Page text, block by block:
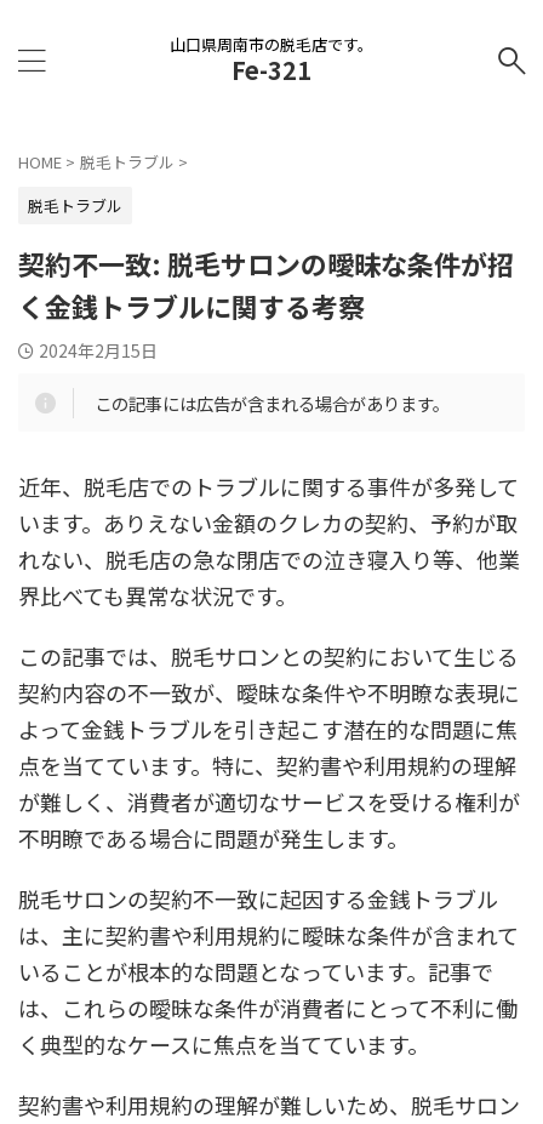
山口県周南市の脱毛店です。
Fe-321
HOME > 脱毛トラブル >
脱毛トラブル
契約不一致: 脱毛サロンの曖昧な条件が招
く金銭トラブルに関する考察
2024年2月15日
この記事には広告が含まれる場合があります。
近年、脱毛店でのトラブルに関する事件が多発して
います。ありえない金額のクレカの契約、予約が取
れない、脱毛店の急な閉店での泣き寝入り等、他業
界比べても異常な状況です。
この記事では、脱毛サロンとの契約において生じる
契約内容の不一致が、曖昧な条件や不明瞭な表現に
よって金銭トラブルを引き起こす潜在的な問題に焦
点を当てています。特に、契約書や利用規約の理解
が難しく、消費者が適切なサービスを受ける権利が
不明瞭である場合に問題が発生します。
脱毛サロンの契約不一致に起因する金銭トラブル
は、主に契約書や利用規約に曖昧な条件が含まれて
いることが根本的な問題となっています。記事で
は、これらの曖昧な条件が消費者にとって不利に働
く典型的なケースに焦点を当てています。
契約書や利用規約の理解が難しいため、脱毛サロン